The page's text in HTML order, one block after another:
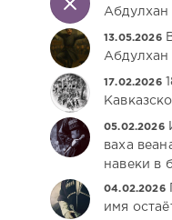
Абдулхан
13.05.2026
Абдулхан
17.02.2026
05.02.2026
ваха
навеки в
04.02.2026
имя